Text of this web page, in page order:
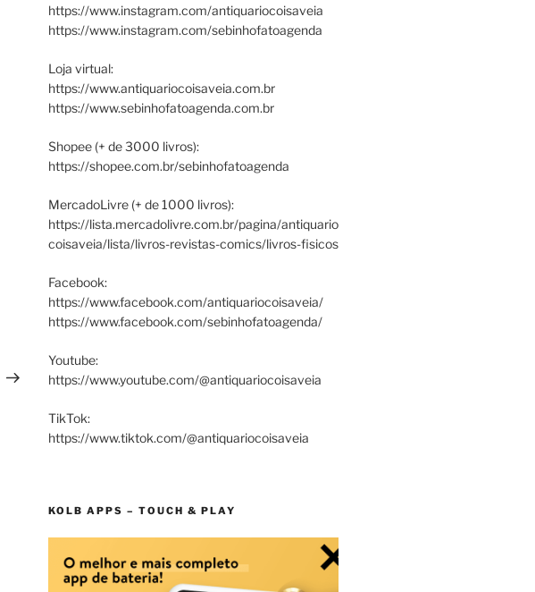
Próximo
https://www.instagram.com/antiquariocoisaveia
https://www.instagram.com/sebinhofatoagenda
Loja virtual:
https://www.antiquariocoisaveia.com.br
https://www.sebinhofatoagenda.com.br
Shopee (+ de 3000 livros):
https://shopee.com.br/sebinhofatoagenda
MercadoLivre (+ de 1000 livros):
https://lista.mercadolivre.com.br/pagina/antiquario
coisaveia/lista/livros-revistas-comics/livros-fisicos
Facebook:
https://www.facebook.com/antiquariocoisaveia/
https://www.facebook.com/sebinhofatoagenda/
Youtube:
https://www.youtube.com/@antiquariocoisaveia
TikTok:
https://www.tiktok.com/@antiquariocoisaveia
KOLB APPS – TOUCH & PLAY